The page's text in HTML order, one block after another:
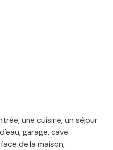
une cuisine, un séjour
garage, cave
de la maison,